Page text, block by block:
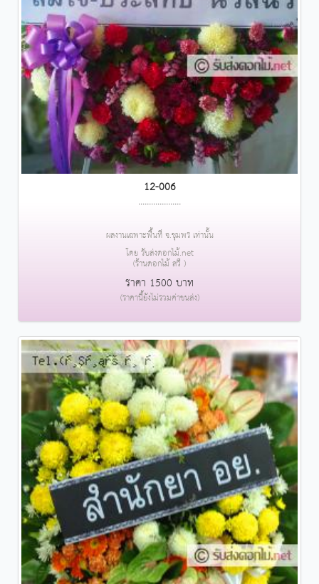
12-006
....................
ผลงานเฉพาะพื้นที่ จ.ชุมพร เท่านั้น
โดย รับส่งดอกไม้.net
(ร้านดอกไม้ สวี )
ราคา 1500 บาท
(ราคานี้ยังไม่รวมค่าขนส่ง)